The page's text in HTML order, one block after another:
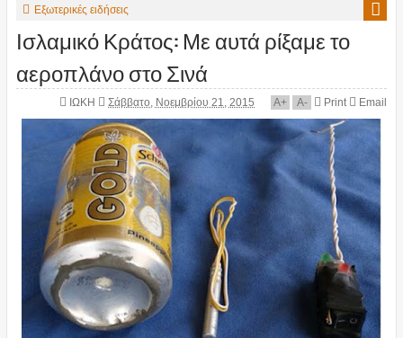
Εξωτερικές ειδήσεις
Ισλαμικό Κράτος: Με αυτά ρίξαμε το
αεροπλάνο στο Σινά
ΙΩΚΗ Σάββατο, Νοεμβρίου 21, 2015 A+ A- Print Email